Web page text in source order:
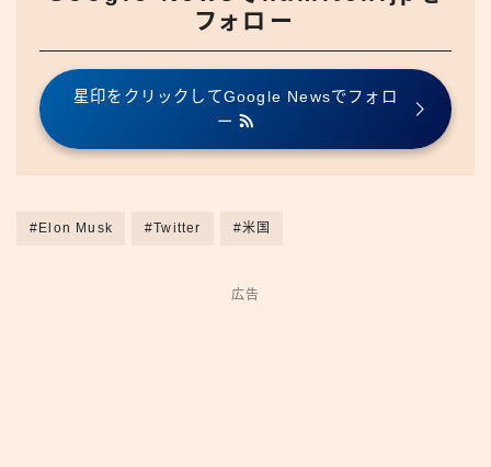
フォロー
星印をクリックしてGoogle Newsでフォロ
ー
#Elon Musk #Twitter #米国
広告